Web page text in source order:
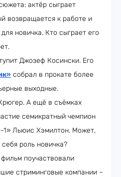
актёр сыграет
возвращается к работе и
новичка. Кто сыграет его
Джозеф Косински. Его
» собрал в прокате более
выходные.
А ещё в съёмках
семикратный чемпион
Льюис Хэмилтон. Может,
роль новичка?
поучаствовали
стриминговые компании –